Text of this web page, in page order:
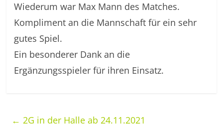
Wiederum war Max Mann des Matches.
Kompliment an die Mannschaft für ein sehr
gutes Spiel.
Ein besonderer Dank an die
Ergänzungsspieler für ihren Einsatz.
← 2G in der Halle ab 24.11.2021